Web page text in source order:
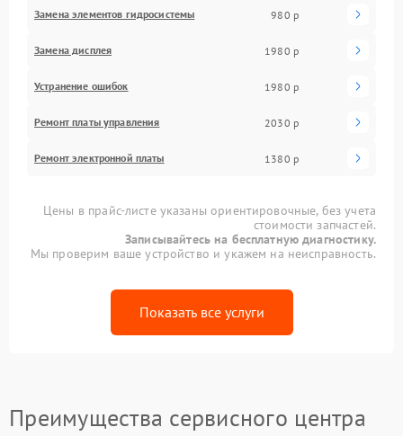
Замена элементов гидросистемы 980 р
Замена дисплея 1980 р
Устранение ошибок 1980 р
Ремонт платы управления 2030 р
Ремонт электронной платы 1380 р
Цены в прайс-листе указаны ориентировочные, без учета
стоимости запчастей.
Записывайтесь на бесплатную диагностику.
Мы проверим ваше устройство и укажем на неисправность.
Показать все услуги
Преимущества сервисного центра